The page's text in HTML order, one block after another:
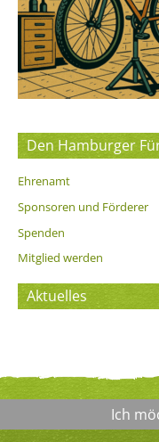
Den Hamburger
Ehrenamt
Sponsoren und Förderer
Spenden
Mitglied werden
Aktuelles
Ich